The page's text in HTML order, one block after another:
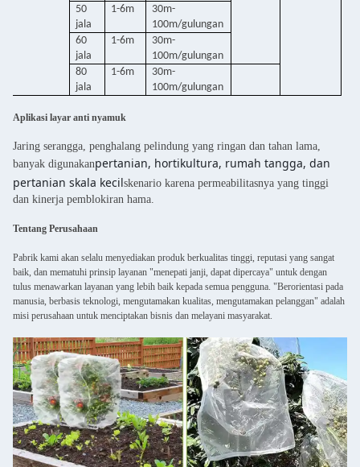
50
jala
1-6m
30m-
100m/gulungan
60
jala
1-6m
30m-
100m/gulungan
80
jala
1-6m
30m-
100m/gulungan
Aplikasi layar anti nyamuk
Jaring serangga, penghalang pelindung yang ringan dan tahan lama,
banyak digunakanpertanian, hortikultura, rumah tangga, dan
pertanian skala kecilskenario karena permeabilitasnya yang tinggi
dan kinerja pemblokiran hama.
Tentang Perusahaan
Pabrik kami akan selalu menyediakan produk berkualitas tinggi, reputasi yang sangat
baik, dan mematuhi prinsip layanan "menepati janji, dapat dipercaya" untuk dengan
tulus menawarkan layanan yang lebih baik kepada semua pengguna. "Berorientasi pada
manusia, berbasis teknologi, mengutamakan kualitas, mengutamakan pelanggan" adalah
misi perusahaan untuk menciptakan bisnis dan melayani masyarakat.